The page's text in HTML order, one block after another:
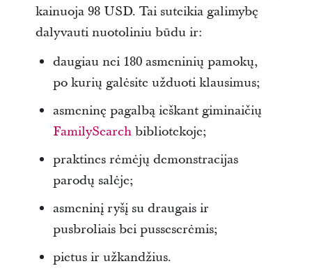
kainuoja 98 USD. Tai suteikia galimybę
dalyvauti nuotoliniu būdu ir:
daugiau nei 180 asmeninių pamokų,
po kurių galėsite užduoti klausimus;
asmeninę pagalbą ieškant giminaičių
FamilySearchbibliotekoje;
praktines rėmėjų demonstracijas
parodų salėje;
asmeninį ryšį su draugais ir
pusbroliais bei pusseserėmis;
pietus ir užkandžius.